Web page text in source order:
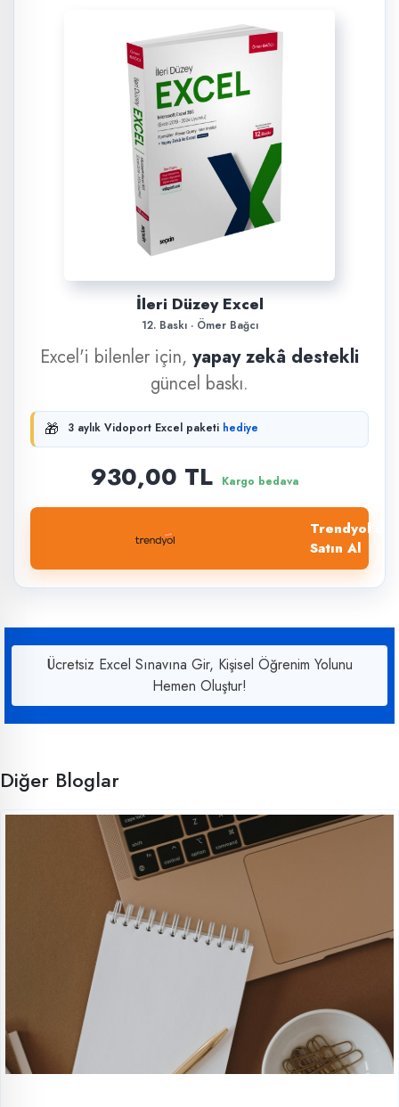
İleri Düzey Excel
12. Baskı · Ömer Bağcı
Excel'i bilenler için, yapay zekâ destekli
güncel baskı.
🎁 3 aylık Vidoport Excel paketi hediye
930,00 TL Kargo bedava
Trendyol'dan
Satın Al
Ücretsiz Excel Sınavına Gir, Kişisel Öğrenim Yolunu
Hemen Oluştur!
Diğer Bloglar